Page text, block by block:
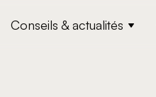
Conseils & actualités